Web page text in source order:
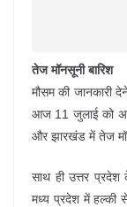
तेज मॉनसूनी बारिश
मौसम की जानकारी
आज 11 जुलाई को
और झारखंड में तेज
साथ ही उत्तर प्रदेश
मध्य प्रदेश में हल्की से